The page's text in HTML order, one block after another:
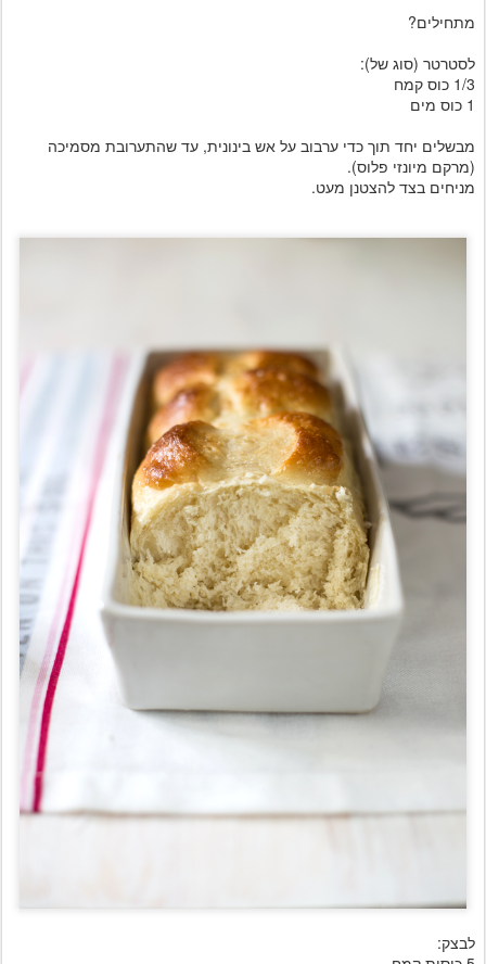
מתחילים?
לסטרטר (סוג של):
1/3 כוס קמח
1 כוס מים
מבשלים יחד תוך כדי ערבוב על אש בינונית, עד שהתערובת מסמיכה
(מרקם מיונזי פלוס).
מניחים בצד להצטנן מעט.
לבצק: